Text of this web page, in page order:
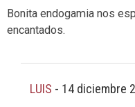
Bonita endogamia nos
encantados.
LUIS - 14 diciembre